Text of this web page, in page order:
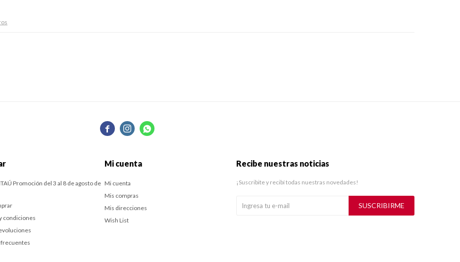
  
Promoción del 3 al 8 de agosto de
condiciones
Mi cuenta
Mi cuenta
Mis compras
Mis direcciones
Wish List
Recibe nuestras noticias
¡Suscribite y recibí todas nuestras novedades!
SUSCRIBIRME